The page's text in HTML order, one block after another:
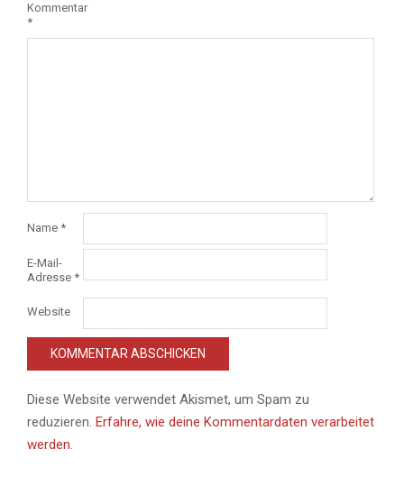
Kommentar
*
Name *
E-Mail-
Adresse *
Website
Diese Website verwendet Akismet, um Spam zu
reduzieren. Erfahre, wie deine Kommentardaten verarbeitet
werden.